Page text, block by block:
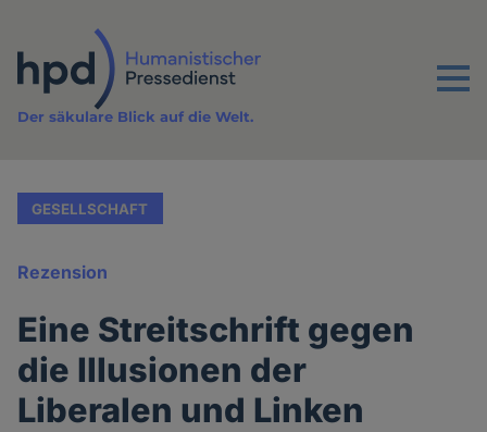
Inhalt
Menu
Der säkulare Blick auf die Welt.
GESELLSCHAFT
Rezension
Eine Streitschrift gegen
die Illusionen der
Liberalen und Linken